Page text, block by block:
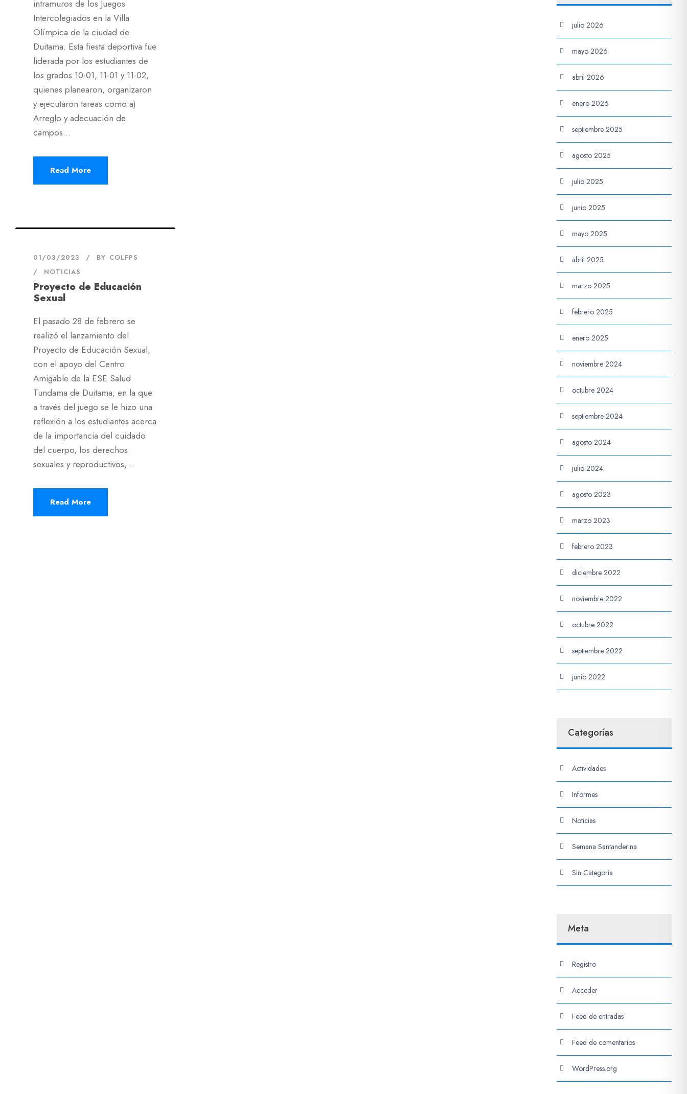
intramuros de los Juegos
Intercolegiados en la Villa
Olímpica de la ciudad de
Duitama. Esta fiesta deportiva fue
liderada por los estudiantes de
los grados 10-01, 11-01 y 11-02,
quienes planearon, organizaron
y ejecutaron tareas como:a)
Arreglo y adecuación de
campos...
Read More
01/03/2023 BY COLFPS
NOTICIAS
Proyecto de Educación
Sexual
El pasado 28 de febrero se
realizó el lanzamiento del
Proyecto de Educación Sexual,
con el apoyo del Centro
Amigable de la ESE Salud
Tundama de Duitama, en la que
a través del juego se le hizo una
reflexión a los estudiantes acerca
de la importancia del cuidado
del cuerpo, los derechos
sexuales y reproductivos,...
Read More
julio 2026
mayo 2026
abril 2026
enero 2026
septiembre 2025
agosto 2025
julio 2025
junio 2025
mayo 2025
abril 2025
marzo 2025
febrero 2025
enero 2025
noviembre 2024
octubre 2024
septiembre 2024
agosto 2024
julio 2024
agosto 2023
marzo 2023
febrero 2023
diciembre 2022
noviembre 2022
octubre 2022
septiembre 2022
junio 2022
Categorías
Actividades
Informes
Noticias
Semana Santanderina
Sin Categoría
Meta
Registro
Acceder
Feed de entradas
Feed de comentarios
WordPress.org